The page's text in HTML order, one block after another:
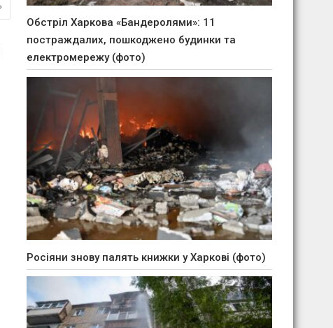
Обстріл Харкова «Бандеролями»: 11
постраждалих, пошкоджено будинки та
електромережу (фото)
Росіяни знову палять книжки у Харкові (фото)